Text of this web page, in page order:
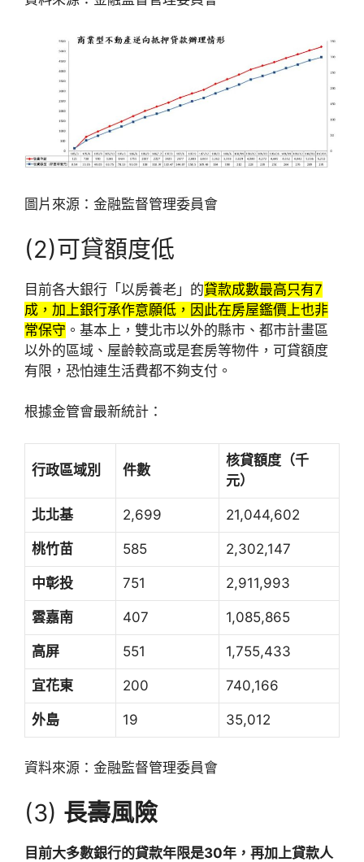
圖片來源：金融監督管理委員會
(2)可貸額度低
目前各大銀行「以房養老」的貸款成數最高只有7
成，加上銀行承作意願低，因此在房屋鑑價上也非
常保守 。基本上，雙北市以外的縣市、都市計畫區
以外的區域、屋齡較高或是套房等物件，可貸額度
有限，恐怕連生活費都不夠支付。
根據金管會最新統計：
行政區域別 件數
核貸額度（千
元）
北北基 2,699 21,044,602
桃竹苗 585 2,302,147
中彰投 751 2,911,993
雲嘉南 407 1,085,865
高屏 551 1,755,433
宜花東 200 740,166
外島 19 35,012
資料來源：金融監督管理委員會
(3) 長壽風險
目前大多數銀行的貸款年限是30年，再加上貸款人